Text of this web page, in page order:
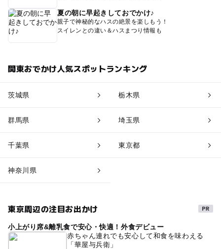
夏の朝に早起きしておでかけ♪
親子で神秘的なハスの絶景を楽しもう！
スイレンとの違い＆ハスまつり情報も
関東おでかけ人気スポットランキング
茨城県 栃木県
群馬県 埼玉県
千葉県 東京都
神奈川県
東京周辺の注目お出かけ
小上がり席&離乳食で安心・快適！外食デビュー
赤ちゃん連れでも安心して和食を味わえる
「華屋与兵衛」